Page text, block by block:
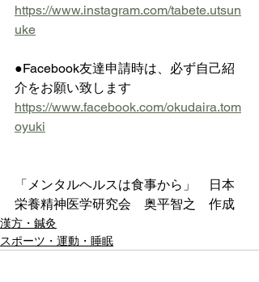
https://www.instagram.com/tabete.utsun
uke
●Facebook友達申請時は、必ず自己紹
介をお願い致します
https://www.facebook.com/okudaira.tom
oyuki
「メンタルヘルスは食事から」　日本
栄養精神医学研究会　奥平智之　作成
漢方・鍼灸
スポーツ・運動・睡眠